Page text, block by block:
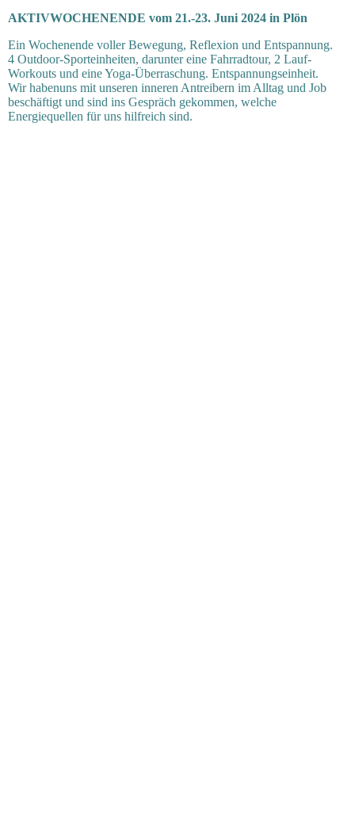
AKTIVWOCHENENDE vom 21.-23. Juni 2024 in Plön
Ein Wochenende voller Bewegung, Reflexion und Entspannung.
4 Outdoor-Sporteinheiten, darunter eine Fahrradtour, 2 Lauf-
Workouts und eine Yoga-Überraschung. Entspannungseinheit.
Wir habenuns mit unseren inneren Antreibern im Alltag und Job
beschäftigt und sind ins Gespräch gekommen, welche
Energiequellen für uns hilfreich sind.